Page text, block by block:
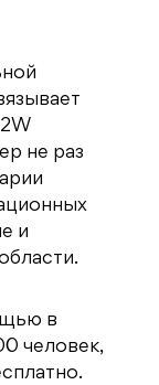
не раз
и
в
человек,